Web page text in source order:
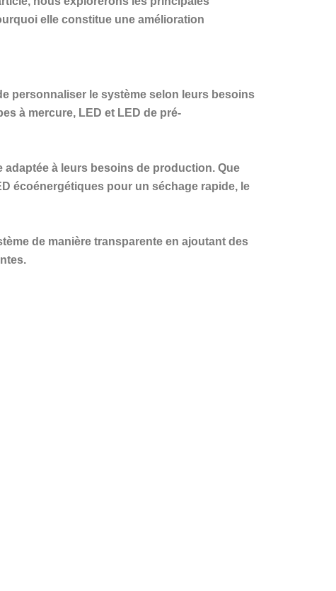
elle constitue une amélioration
personnaliser le système selon leurs besoins
à mercure, LED et LED de pré-
à leurs besoins de production. Que
écoénergétiques pour un séchage rapide, le
de manière transparente en ajoutant des